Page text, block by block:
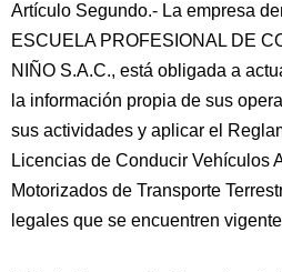
Artículo Segundo.- La empresa
ESCUELA PROFESIONAL DE
NIÑO S.A.C., está obligada a
la información propia de sus
sus actividades y aplicar el
Licencias de Conducir Vehículos
Motorizados de Transporte
legales que se encuentren